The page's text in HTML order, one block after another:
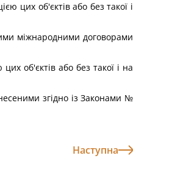
цих об'єктів або без такої і
міжнародними договорами
об'єктів або без такої і на
згідно із Законами №
Наступна